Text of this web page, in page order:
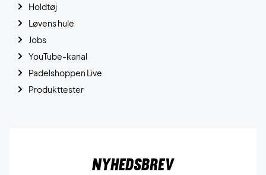
Holdtøj
Løvens hule
Jobs
YouTube-kanal
Padelshoppen Live
Produkttester
Nyhedsbrev